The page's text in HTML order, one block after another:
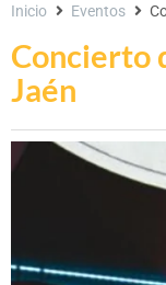
Concierto
Jaén
Inicio Eventos